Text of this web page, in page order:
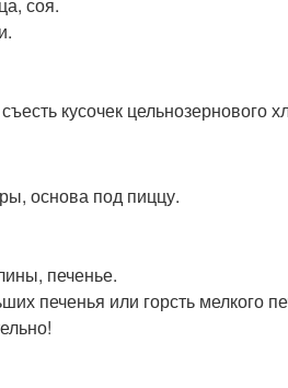
кусочек цельнозернового
основа под пиццу.
печенье.
печенья или горсть мелкого